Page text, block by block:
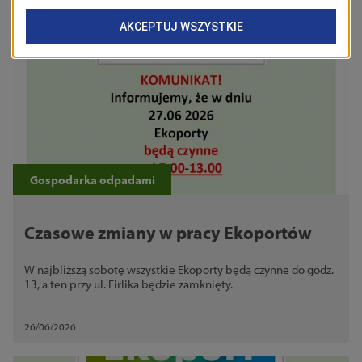
03/07/2026
Gospodarka odpadami
Czasowe zmiany w pracy Ekoportów
W najbliższą sobotę wszystkie Ekoporty będą czynne do godz.
13, a ten przy ul. Firlika będzie zamknięty.
26/06/2026